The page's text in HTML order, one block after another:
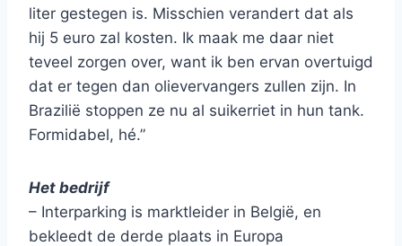
liter gestegen is. Misschien verandert dat als
hij 5 euro zal kosten. Ik maak me daar niet
teveel zorgen over, want ik ben ervan overtuigd
dat er tegen dan olievervangers zullen zijn. In
Brazilië stoppen ze nu al suikerriet in hun tank.
Formidabel, hé.”
Het bedrijf
– Interparking is marktleider in België, en
bekleedt de derde plaats in Europa